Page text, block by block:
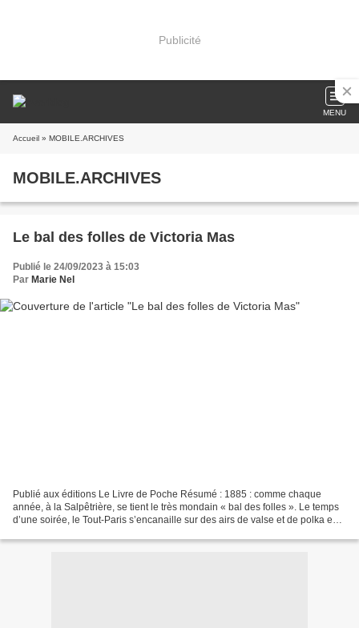
Publicité
MENU
Accueil » MOBILE.ARCHIVES
MOBILE.ARCHIVES
Le bal des folles de Victoria Mas
Publié le 24/09/2023 à 15:03
Par Marie Nel
Publié aux éditions Le Livre de Poche Résumé : 1885 : comme chaque
année, à la Salpêtrière, se tient le très mondain « bal des folles ». Le temps
d’une soirée, le Tout-Paris s’encanaille sur des airs de valse et de polka en